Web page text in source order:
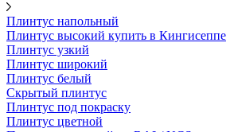
Плинтус напольный
Плинтус высокий купить в Кингисеппе
Плинтус узкий
Плинтус широкий
Плинтус белый
Скрытый плинтус
Плинтус под покраску
Плинтус цветной